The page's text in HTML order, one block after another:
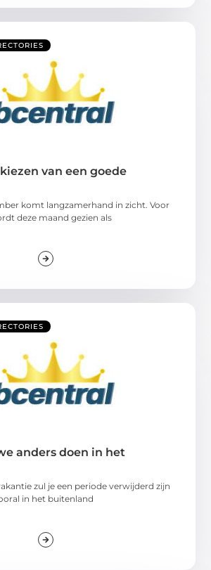
van een goede
komt langzamerhand in zicht. Voor
deze maand gezien als
anders doen in het
zul je een periode verwijderd zijn
in het buitenland